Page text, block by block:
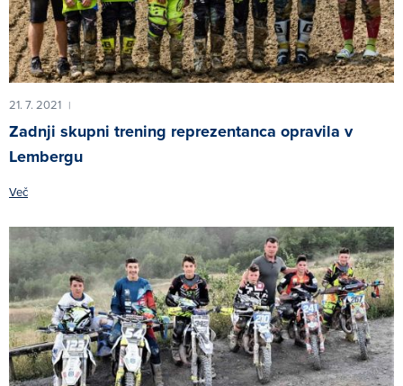
21. 7. 2021 |
Zadnji skupni trening reprezentanca opravila v
Lembergu
Več